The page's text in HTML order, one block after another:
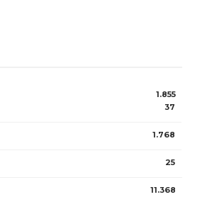
1.855
37
1.768
25
11.368